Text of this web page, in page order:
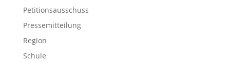
Petitionsausschuss
Pressemitteilung
Region
Schule